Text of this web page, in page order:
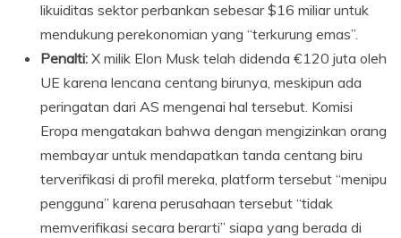
likuiditas sektor perbankan sebesar $16 miliar untuk
mendukung perekonomian yang “terkurung emas”.
Penalti: X milik Elon Musk telah didenda €120 juta oleh
UE karena lencana centang birunya, meskipun ada
peringatan dari AS mengenai hal tersebut. Komisi
Eropa mengatakan bahwa dengan mengizinkan orang
membayar untuk mendapatkan tanda centang biru
terverifikasi di profil mereka, platform tersebut “menipu
pengguna” karena perusahaan tersebut “tidak
memverifikasi secara berarti” siapa yang berada di